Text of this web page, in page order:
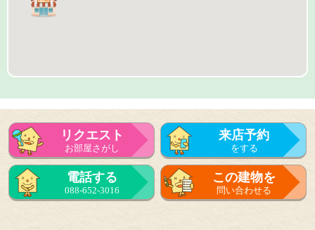
リクエスト
お部屋さがし
来店予約
をする
来店予約
をする
電話する
088-652-3016
この建物を
問い合わせる